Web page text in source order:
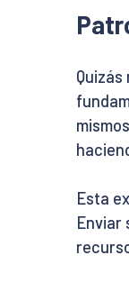
Esta
Enviar